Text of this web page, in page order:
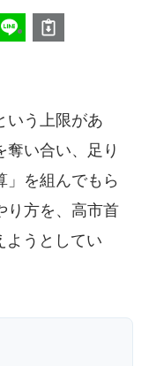
いう上限があ
奪い合い、足り
」を組んでもら
り方を、高市首
ようとしてい